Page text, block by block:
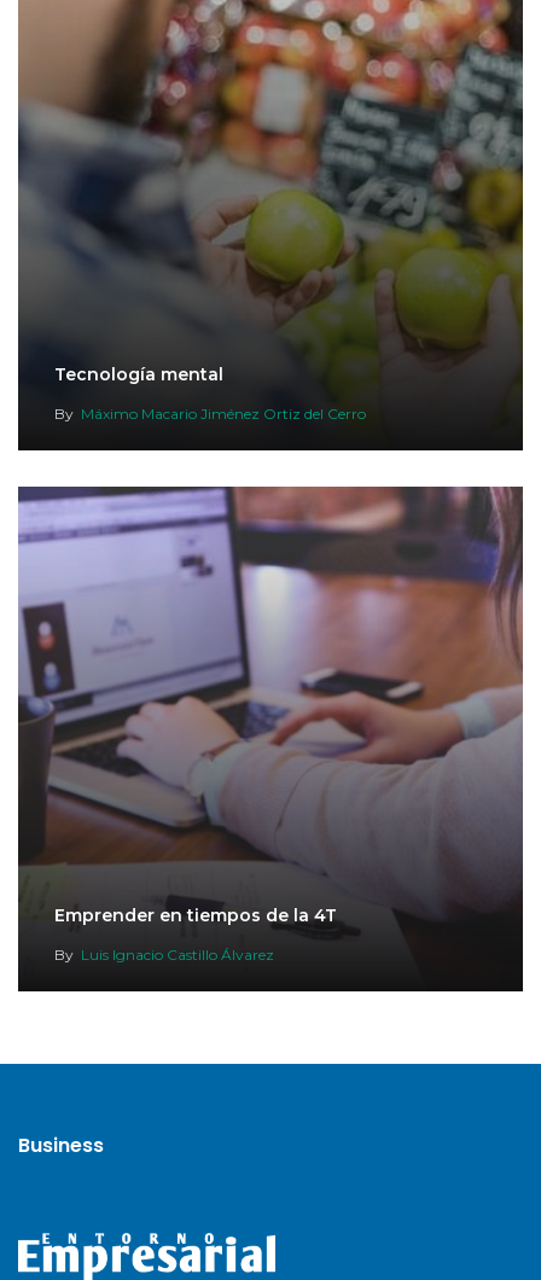
Tecnología mental
By Máximo Macario Jiménez Ortiz del Cerro
Emprender en tiempos de la 4T
By Luis Ignacio Castillo Álvarez
Business